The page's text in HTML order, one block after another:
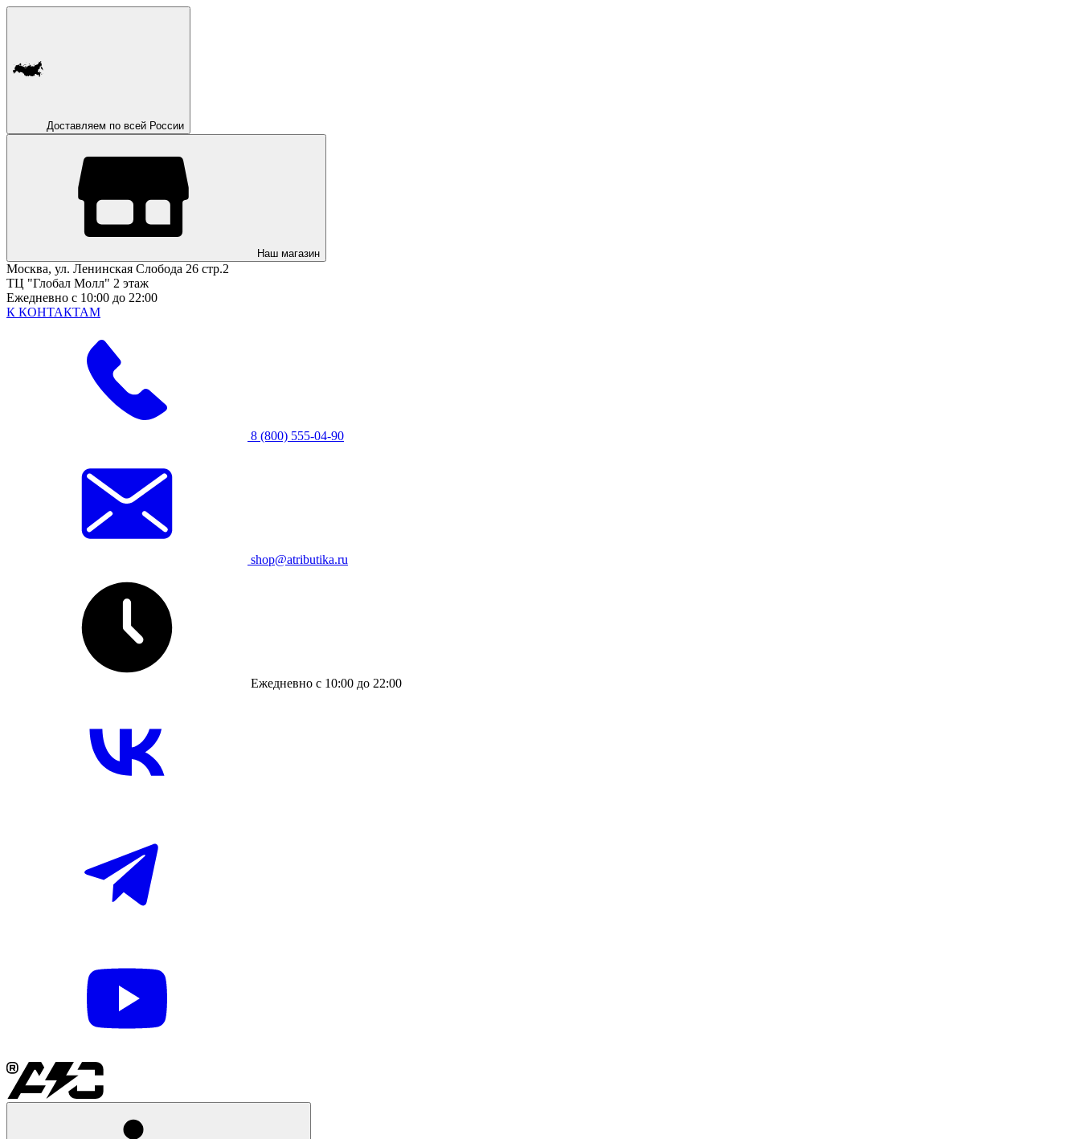
Доставляем по всей России
Наш магазин
Москва, ул. Ленинская Слобода 26 стр.2
ТЦ "Глобал Молл" 2 этаж
Ежедневно с 10:00 до 22:00
К КОНТАКТАМ
8 (800) 555-04-90
shop@atributika.ru
Ежедневно с 10:00 до 22:00